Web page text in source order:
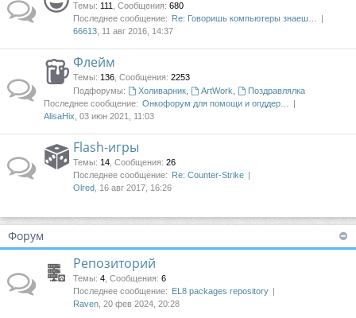
Темы: 111 Сообщения: 680
Последнее сообщение: Re: Говоришь компьютеры знаеш…
66613 , 11 авг 2016, 14:37
Флейм
Темы: 136 Сообщения: 2253
Подфорумы:
Холиварник, ArtWork
Поздравлялка
Последнее сообщение: Онкофорум для помощи и опддер…
AlisaHix , 03 июн 2021, 11:03
Flash-игры
Темы: 14 Сообщения: 26
Последнее сообщение: Re: Counter-Strike
Olred , 16 авг 2017, 16:26
Форум
Репозиторий
Темы: 4 Сообщения: 6
Последнее сообщение: EL8 packages repository
Raven , 20 фев 2024, 20:28